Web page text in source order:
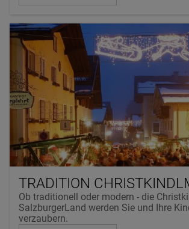
TRADITION
Ob traditionell oder modern - die
SalzburgerLand werden Sie und Ihre
verzaubern.